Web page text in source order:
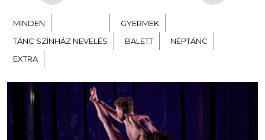
MINDEN
GYERMEK
TÁNC SZÍNHÁZ NEVELÉS
BALETT
NÉPTÁNC
EXTRA